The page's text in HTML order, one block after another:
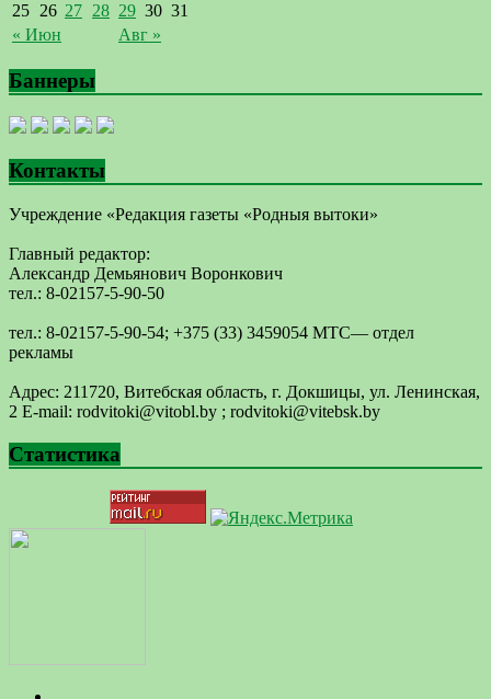
« Июн Авг »
25 26 27 28 29 30 31
Баннеры
Контакты
Учреждение «Редакция газеты «Родныя вытоки»
Главный редактор:
Александр Демьянович Воронкович
тел.: 8-02157-5-90-50
тел.: 8-02157-5-90-54; +375 (33) 3459054 МТС— отдел
рекламы
Адрес: 211720, Витебская область, г. Докшицы, ул. Ленинская,
2 E-mail: ​rodvitoki@​​vitobl​.by ; rodvitoki@vitebsk.by
Статистика